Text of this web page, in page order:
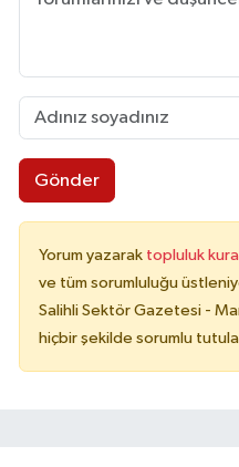
Gönder
Yorum yazarak topluluk
ve tüm sorumluluğu
Salihli Sektör Gazetesi -
hiçbir şekilde sorumlu